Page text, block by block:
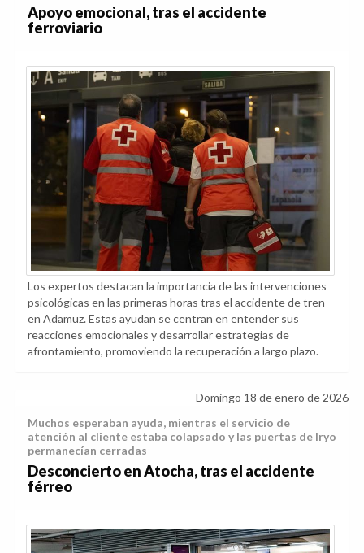
Apoyo emocional, tras el accidente
ferroviario
Los expertos destacan la importancia de las intervenciones
psicológicas en las primeras horas tras el accidente de tren
en Adamuz. Estas ayudan se centran en entender sus
reacciones emocionales y desarrollar estrategias de
afrontamiento, promoviendo la recuperación a largo plazo.
Domingo 18 de enero de 2026
Muchos esperaban ayuda, mientras el servicio de
atención al cliente estaba colapsado y las puertas de Iryo
permanecían cerradas
Desconcierto en Atocha, tras el accidente
férreo